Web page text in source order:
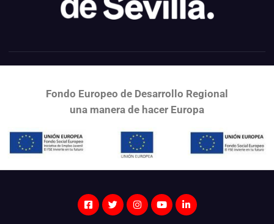
Fondo Europeo de Desarrollo Regional
una manera de hacer Europa